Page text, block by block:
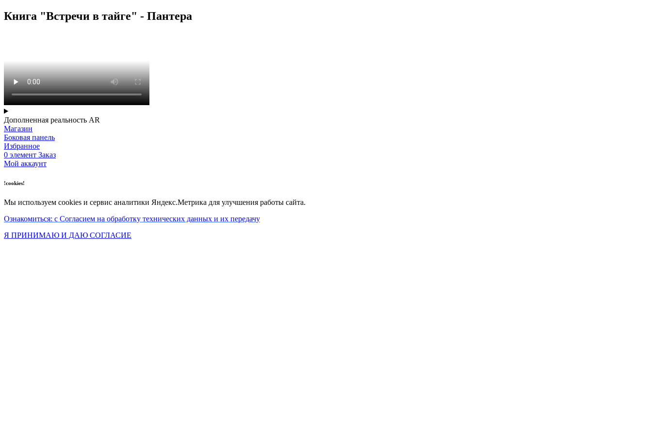
Книга "Встречи в тайге" - Пантера
Дополненная реальность AR
Магазин
Боковая панель
Избранное
0 элемент Заказ
Мой аккаунт
!cookies!
Мы используем cookies и сервис аналитики Яндекс.Метрика для улучшения работы сайта.
Ознакомиться: с Согласием на обработку технических данных и их передачу
Я ПРИНИМАЮ И ДАЮ СОГЛАСИЕ